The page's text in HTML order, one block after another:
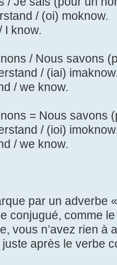
/ (oi) moknow.
I know.
/ Nous savons
/ (iai)
/ we know.
= Nous savons
/ (ioi)
/ we know.
par un adverbe
conjugué, comme
vous n’avez rien à
après le verbe